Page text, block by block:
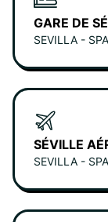
GARE DE
SEVILLA -
SÉVILLE
SEVILLA -